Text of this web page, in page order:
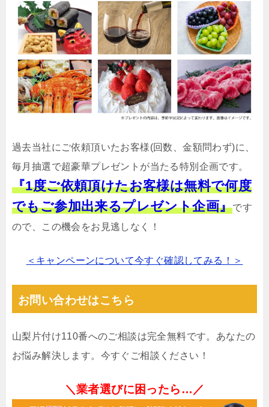
過去当社にご依頼頂いたお客様(回数、金額問わず)に、
毎月抽選で超豪華プレゼントが当たる特別企画です。
『1度ご依頼頂けたお客様は無料で何度
でもご参加出来るプレゼント企画』です
ので、この機会をお見逃しなく！
＜キャンペーンについて今すぐ確認してみる！＞
お問い合わせはこちら
山梨片付け110番へのご相談は完全無料です。あなたの
お悩み解決します。今すぐご相談ください！
＼業者選びに困ったら…／